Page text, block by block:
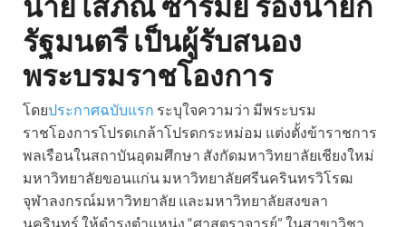
รัฐมนตรี เป็นผู้รับสนอง
พระบรมราชโองการ
โดยประกาศฉบับแรก ระบุใจความว่า มีพระบรม
ราชโองการโปรดเกล้าโปรดกระหม่อม แต่งตั้งข้าราชการ
พลเรือนในสถาบันอุดมศึกษา สังกัดมหาวิทยาลัยเชียงใหม่
มหาวิทยาลัยขอนแก่น มหาวิทยาลัยศรีนครินทรวิโรฒ
จุฬาลงกรณ์มหาวิทยาลัย และมหาวิทยาลัยสงขลา
นครินทร์ ให้ดำรงตำแหน่ง “ศาสตราจารย์” ในสาขาวิชา